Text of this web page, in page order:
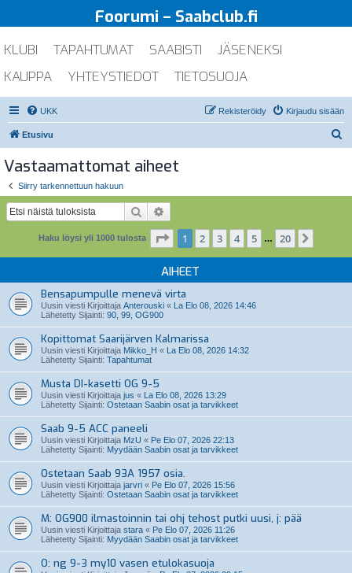
Foorumi – Saabclub.fi
KLUBI TAPAHTUMAT SAABISTI
JÄSENEKSI
KAUPPA
YHTEYSTIEDOT TIETOSUOJA
UKK Kirjaudu sisään
Rekisteröidy
Etusivu
Vastaamattomat aiheet
Siirry tarkennettuun hakuun
Etsi
Haku löysi yli 1000 tulosta Sivu /20
1 2 3 4 5 … 20
AIHEET
Bensapumpulle menevä virta
Uusin viesti Kirjoittaja Anterouski « La Elo 08, 2026 14:46
Lähetetty Sijainti: 90, 99, OG900
Kopittomat Saarijärven Kalmarissa
Uusin viesti Kirjoittaja Mikko_H « La Elo 08, 2026 14:32
Lähetetty Sijainti: Tapahtumat
Musta DI-kasetti OG 9-5
Uusin viesti Kirjoittaja jus « La Elo 08, 2026 13:29
Lähetetty Sijainti: Ostetaan Saabin osat ja tarvikkeet
Saab 9-5 ACC paneeli
Uusin viesti Kirjoittaja MzU « Pe Elo 07, 2026 22:13
Lähetetty Sijainti: Myydään Saabin osat ja tarvikkeet
Ostetaan Saab 93A 1957 osia.
Uusin viesti Kirjoittaja jarvri « Pe Elo 07, 2026 15:56
Lähetetty Sijainti: Ostetaan Saabin osat ja tarvikkeet
M: OG900 ilmastoinnin tai ohj tehost putki uusi, j: pää
Uusin viesti Kirjoittaja stara « Pe Elo 07, 2026 11:26
Lähetetty Sijainti: Myydään Saabin osat ja tarvikkeet
O: ng 9-3 my10 vasen etulokasuoja